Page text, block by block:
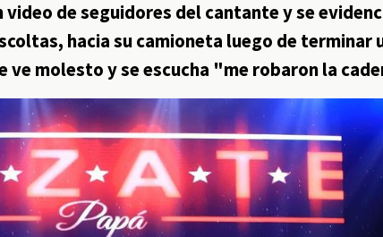
de seguidores del cantante y se
hacia su camioneta luego de terminar
ve molesto y se escucha "me robaron la